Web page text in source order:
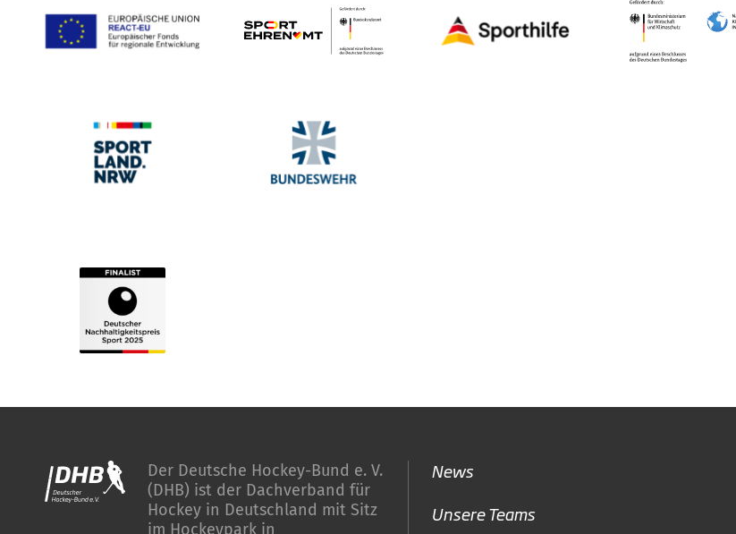
Der Deutsche Hockey-Bund e. V.
(DHB) ist der Dachverband für
Hockey in Deutschland mit Sitz
im Hockeypark in
News
Unsere Teams